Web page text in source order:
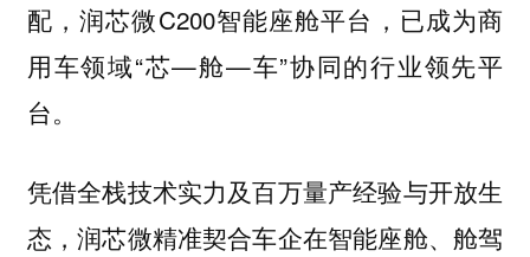
配，润芯微C200智能座舱平台，已成为商
用车领域“芯—舱—车”协同的行业领先平
台。
凭借全栈技术实力及百万量产经验与开放生
态，润芯微精准契合车企在智能座舱、舱驾